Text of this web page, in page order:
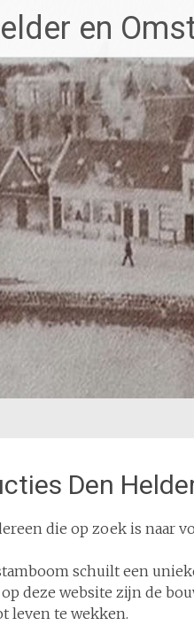
en
Den
die op zoek is naar
schuilt een
deze website zijn de
leven te wekken.